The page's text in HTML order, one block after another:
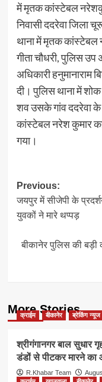
में मृतक कांस्टेबल
निवासी ददरेवा जिला
थाना में मृतक कांस्टेबल
गीता चौधरी, पुलिस उप
अधिकारी हनुमानाराम
दी। पुलिस थाना में
शव उसके गांव ददरेवा के
कांस्टेबल नरेश कुमार
गया।
Post
Previous:
जयपुर में सीजेपी के
युवकों ने मारे थप्पड़
बीकानेर पुलिस की
More Stories
क्राईम बीकानेर ब्रेकिंग न्यूज
श्रीगंगानगर बाल सुधार
डंडों से पीटकर मारने का
R.Khabar Team